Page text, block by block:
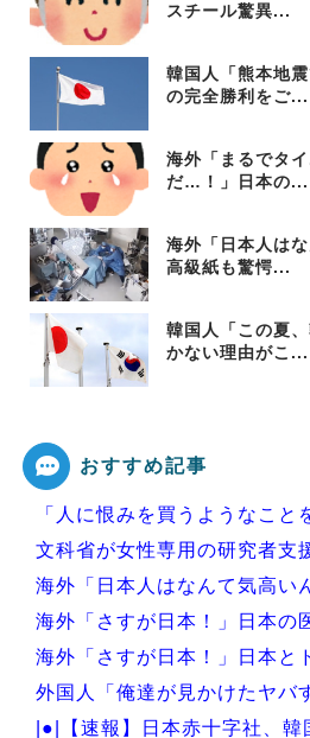
スチール驚異...
韓国人「熊本地
の完全勝利をご...
海外「まるでタ
だ…！」日本の...
海外「日本人は
高級紙も驚愕...
韓国人「この夏
かない理由がこ...
おすすめ記事
「人に恨みを買うようなこと
文科省が女性専用の研究者支
海外「日本人はなんて気高い
海外「さすが日本！」日本の
海外「さすが日本！」日本と
外国人「俺達が見かけたヤバ
|●|【速報】日本赤十字社、韓